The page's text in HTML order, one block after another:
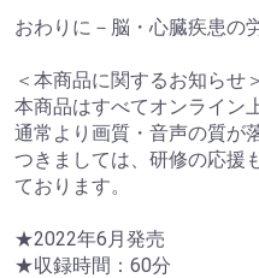
おわりに－脳・心臓疾患の
＜本商品に関するお知らせ＞
本商品はすべてオンライン
通常より画質・音声の質が
つきましては、研修の応援
ております。
★2022年6月発売
★収録時間：60分